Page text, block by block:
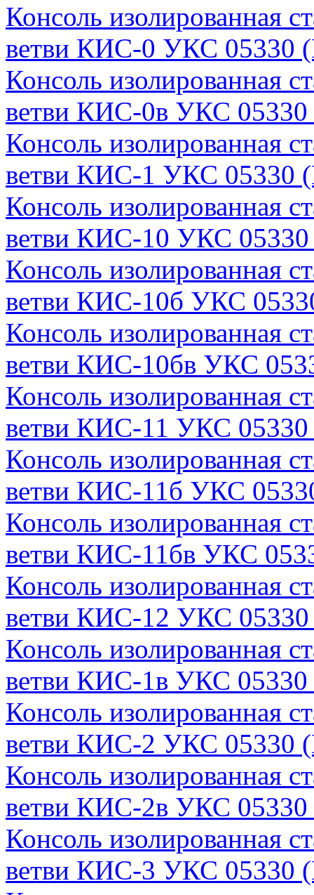
Консоль изолированная
ветви КИС-0 УКС 05330
Консоль изолированная
ветви КИС-0в УКС
Консоль изолированная
ветви КИС-1 УКС 05330
Консоль изолированная
ветви КИС-10 УКС
Консоль изолированная
ветви КИС-10б УКС
Консоль изолированная
ветви КИС-10бв УКС
Консоль изолированная
ветви КИС-11 УКС
Консоль изолированная
ветви КИС-11б УКС
Консоль изолированная
ветви КИС-11бв УКС
Консоль изолированная
ветви КИС-12 УКС
Консоль изолированная
ветви КИС-1в УКС
Консоль изолированная
ветви КИС-2 УКС 05330
Консоль изолированная
ветви КИС-2в УКС
Консоль изолированная
ветви КИС-3 УКС 05330